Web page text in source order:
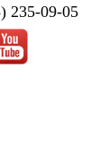
09-05